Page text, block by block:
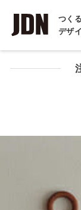
つく
デザ
インタビュ